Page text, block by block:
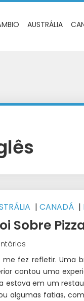
AUSTRÁLIA
| CANADÁ |
|WEST 1
Sobre
fez refletir. Uma
contou uma
estava em um
algumas fatias,